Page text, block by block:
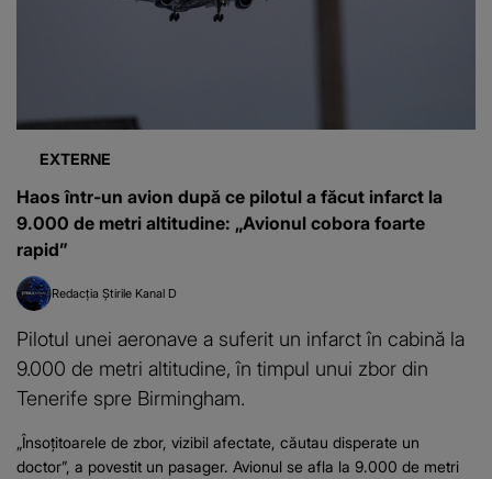
EXTERNE
Haos într-un avion după ce pilotul a făcut infarct la
9.000 de metri altitudine: „Avionul cobora foarte
rapid”
Redacția Știrile Kanal D
Pilotul unei aeronave a suferit un infarct în cabină la
9.000 de metri altitudine, în timpul unui zbor din
Tenerife spre Birmingham.
„Însoțitoarele de zbor, vizibil afectate, căutau disperate un
doctor”, a povestit un pasager. Avionul se afla la 9.000 de metri